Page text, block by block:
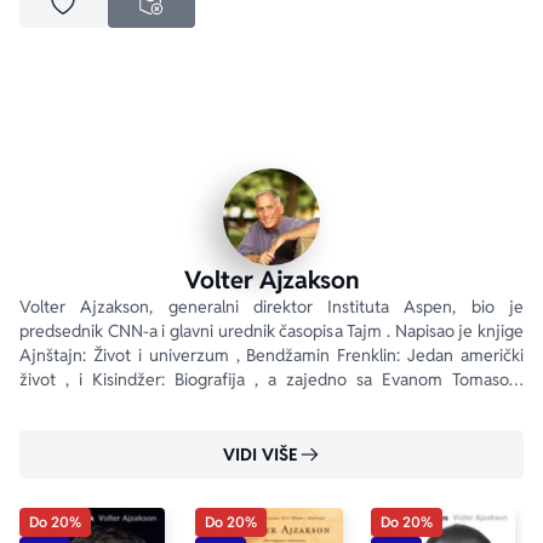
Dodaj u omiljeneNEDOSTUPNO
Volter Ajzakson
Volter Ajzakson, generalni direktor Instituta Aspen, bio je
predsednik CNN-a i glavni urednik časopisa Tajm . Napisao je knjige
Ajnštajn: Život i univerzum , Bendžamin Frenklin: Jedan američki
život , i Kisindžer: Biografija , a zajedno sa Evanom Tomasom
VIDI VIŠE
Do 20%
Do 20%
Do 20%